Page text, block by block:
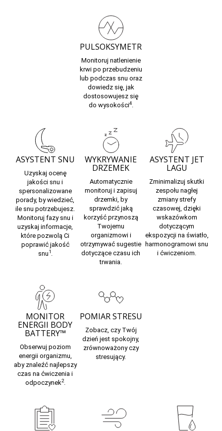
PULSOKSYMETR
Monitoruj natlenienie
krwipo przebudzeniu
lub podczas snu oraz
dowiedz się, jak
dostosowujesz się
do wysokości4.
ASYSTENT SNU
Uzyskaj ocenę
jakości snu i
spersonalizowane
porady, by wiedzieć,
ile snu potrzebujesz.
Monitoruj fazy snu i
uzyskaj informacje,
które pozwolą Ci
poprawić jakość
snu1.
WYKRYWANIE
DRZEMEK
Automatycznie
monitoruj i zapisuj
drzemki, by
sprawdzić jaką
korzyść przynoszą
Twojemu
organizmowi i
otrzymywać sugestie
dotyczące czasu ich
trwania.
ASYSTENT JET
LAGU
Zminimalizuj skutki
zespołu nagłej
zmiany strefy
czasowej, dzięki
wskazówkom
dotyczącym
ekspozycji na światło,
harmonogramowi snu
i ćwiczeniom.
MONITOR
ENERGII BODY
BATTERY™
Obserwuj poziom
energii organizmu,
aby znaleźć najlepszy
czas na ćwiczenia i
odpoczynek2.
POMIAR STRESU
Zobacz, czy Twój
dzień jest spokojny,
zrównoważony czy
stresujący.